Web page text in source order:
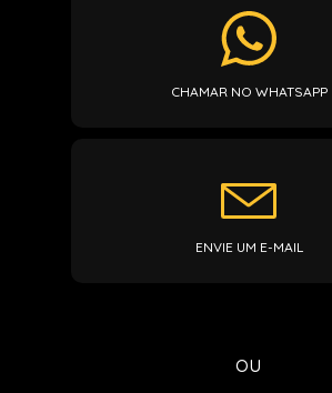
CHAMAR NO WHATSAPP
ENVIE UM E-MAIL
ou